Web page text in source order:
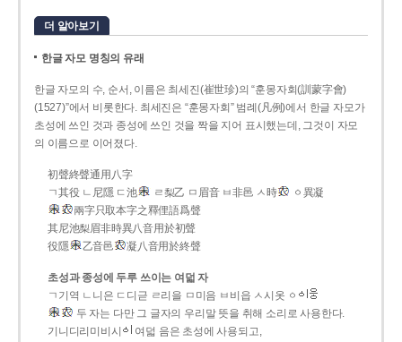
더 알아보기
한글 자모 명칭의 유래
한글 자모의 수, 순서, 이름은 최세진(崔世珍)의 “훈몽자회(訓蒙字會)
(1527)”에서 비롯한다. 최세진은 “훈몽자회” 범례(凡例)에서 한글 자모가
초성에 쓰인 것과 종성에 쓰인 것을 짝을 지어 표시했는데, 그것이 자모
의 이름으로 이어졌다.
初聲終聲通用八字
ㄱ其役 ㄴ尼隱 ㄷ池
ㄹ梨乙 ㅁ眉音 ㅂ非邑 ㅅ時
ㆁ異凝
兩字只取本字之釋俚語爲聲
其尼池梨眉非時異八音用於初聲
役隱
乙音邑 凝八音用於終聲
초성과 종성에 두루 쓰이는 여덟 자
ㄱ기역 ㄴ니은 ㄷ디귿 ㄹ리을 ㅁ미음 ㅂ비읍 ㅅ시옷 ㆁ
두 자는 다만 그 글자의 우리말 뜻을 취해 소리로 사용한다.
기니디리미비시
여덟 음은 초성에 사용되고,